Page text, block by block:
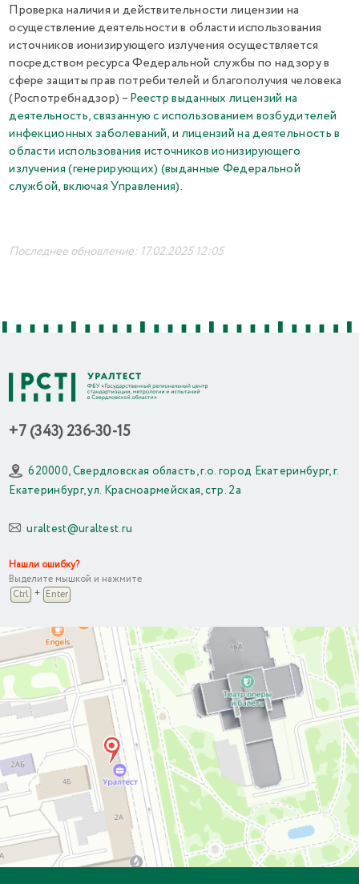
Проверка наличия и действительности лицензии на
осуществление деятельности в области использования
источников ионизирующего излучения осуществляется
посредством ресурса Федеральной службы по надзору в
сфере защиты прав потребителей и благополучия человека
(Роспотребнадзор) –Реестр выданных лицензий на
деятельность, связанную с использованием возбудителей
инфекционных заболеваний, и лицензий на деятельность в
области использования источников ионизирующего
излучения (генерирующих) (выданные Федеральной
службой, включая Управления).
Последнее обновление: 17.02.2025 12:05
+7 (343) 236-30-15
620000, Свердловская область, г.о. город Екатеринбург, г.
Екатеринбург, ул. Красноармейская, стр. 2а
uraltest@uraltest.ru
Нашли ошибку?
Выделите мышкой и нажмите
Ctrl + Enter